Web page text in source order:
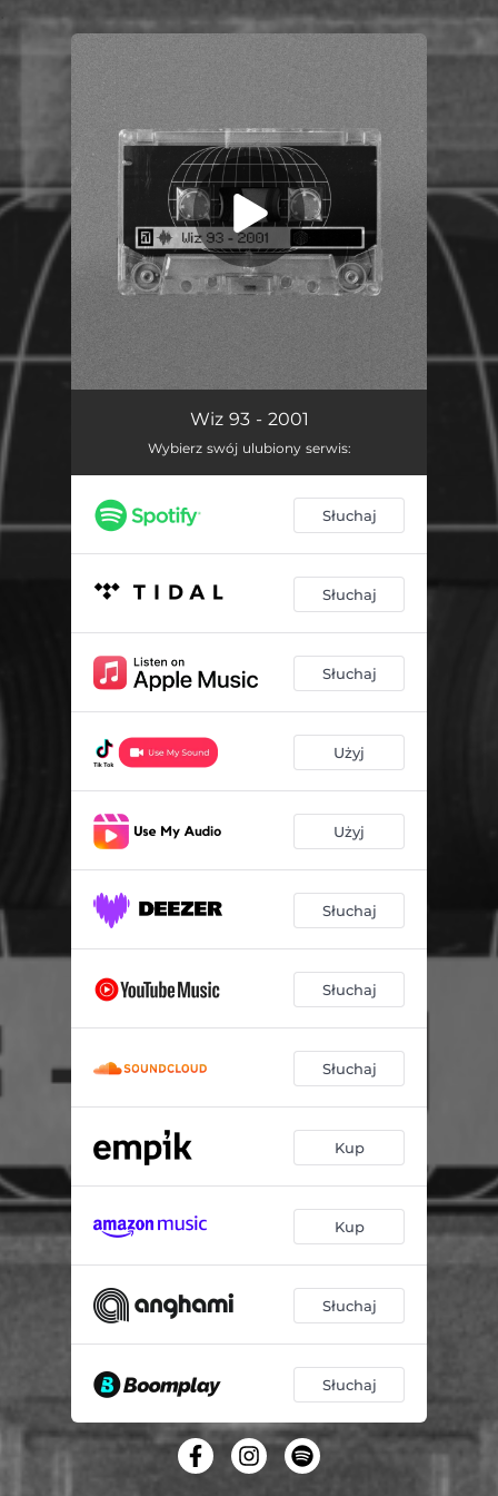
Wiz 93 - 2001
Wybierz swój ulubiony serwis:
Słuchaj
Słuchaj
Słuchaj
Użyj
Użyj
Słuchaj
Słuchaj
Słuchaj
Kup
Kup
Słuchaj
Słuchaj